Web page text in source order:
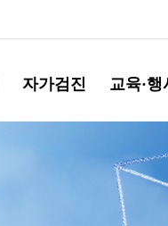
자가검진 교육·행